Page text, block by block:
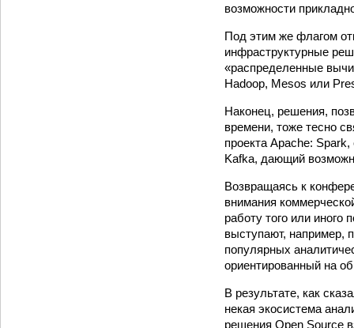
возможности
Под этим же флагом
инфраструктурные
«распределенные
Hadoop, Mesos или
Наконец, решения,
времени, тоже тесно
проекта Apache:
Kafka, дающий
Возвращаясь к
внимания
работу того или
выступают, например,
популярных
ориентированный на
В результате, как
некая экосистема
решения Open Source